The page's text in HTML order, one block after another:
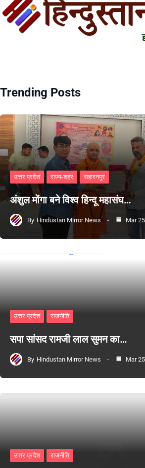
Trending Posts
उत्तर प्रदेश राज्य-शहर सहारनपुर
अंशुल मोंगा बने विश्व हिन्दू महासंघ…
By Hindustan Mirror News Mar
उत्तर प्रदेश राजनीति
सपा सांसद रामजी लाल सुमन का…
By Hindustan Mirror News Mar
उत्तर प्रदेश राजनीति